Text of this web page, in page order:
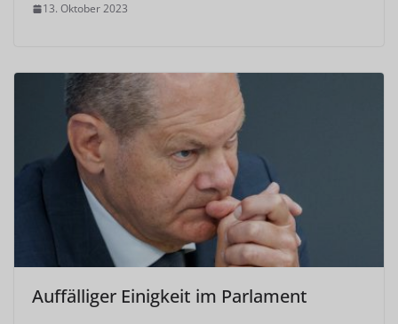
13. Oktober 2023
Auffälliger Einigkeit im Parlament